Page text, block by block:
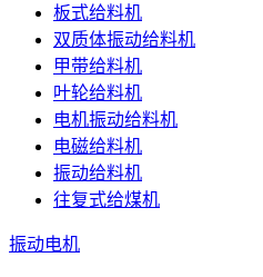
板式给料机
双质体振动给料机
甲带给料机
叶轮给料机
电机振动给料机
电磁给料机
振动给料机
往复式给煤机
振动电机